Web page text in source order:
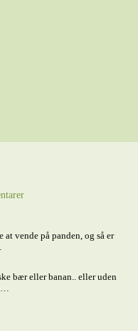
at vende på panden, og så er
bær eller banan.. eller uden